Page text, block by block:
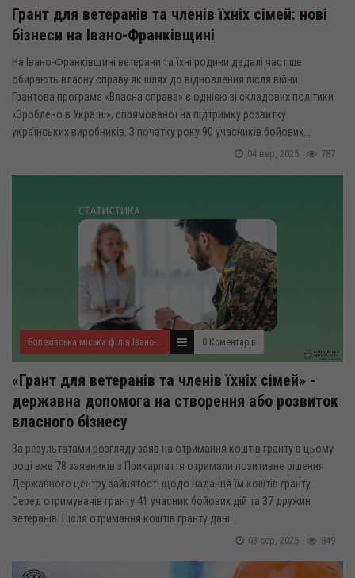
Грант для ветеранів та членів їхніх сімей: нові
бізнеси на Івано-Франківщині
На Івано-Франківщині ветерани та їхні родини дедалі частіше
обирають власну справу як шлях до відновлення після війни.
Грантова програма «Власна справа» є однією зі складових політики
«Зроблено в Україні», спрямованої на підтримку розвитку
українських виробників. З початку року 90 учасників бойових...
787
04 вер, 2025
0 Коментарів
«Грант для ветеранів та членів їхніх сімей» -
державна допомога на створення або розвиток
власного бізнесу
За результатами розгляду заяв на отримання коштів гранту в цьому
році вже 78 заявників з Прикарпаття отримали позитивне рішення
Державного центру зайнятості щодо надання їм коштів гранту.
Серед отримувачів гранту 41 учасник бойових дій та 37 дружин
ветеранів. Після отримання коштів гранту дані...
849
03 сер, 2025